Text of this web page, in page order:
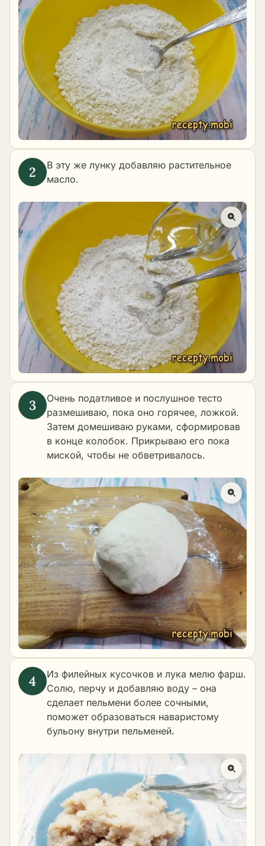
В эту же лунку добавляю растительное
масло.
Очень податливое и послушное тесто
размешиваю, пока оно горячее, ложкой.
Затем домешиваю руками, сформировав
в конце колобок. Прикрываю его пока
миской, чтобы не обветривалось.
Из филейных кусочков и лука мелю фарш.
Солю, перчу и добавляю воду – она
сделает пельмени более сочными,
поможет образоваться наваристому
бульону внутри пельменей.